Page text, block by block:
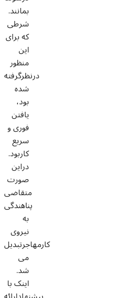
بمانند.
شرطی
که برای
این
منظور
درنظرگرفته
شده
بود،
یافتن
فوری و
سریع
کاربود.
دراین
صورت
متقاضی
پناهندگی
به
نیروی
کارمهاجرتبدیل
می
شد.
اینک با